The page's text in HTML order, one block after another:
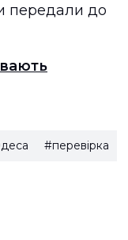
передали до
#перевірка